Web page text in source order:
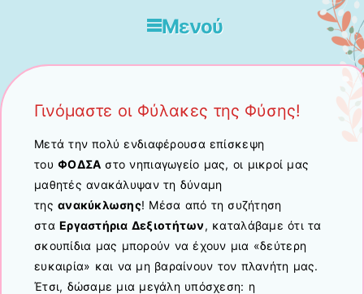
Μενού
Γινόμαστε οι Φύλακες της Φύσης!
Μετά την πολύ ενδιαφέρουσα επίσκεψη
του ΦΟΔΣΑ στο νηπιαγωγείο μας, οι μικροί μας
μαθητές ανακάλυψαν τη δύναμη
της ανακύκλωσης! Μέσα από τη συζήτηση
στα Εργαστήρια Δεξιοτήτων, καταλάβαμε ότι τα
σκουπίδια μας μπορούν να έχουν μια «δεύτερη
ευκαιρία» και να μη βαραίνουν τον πλανήτη μας.
Έτσι, δώσαμε μια μεγάλη υπόσχεση: η